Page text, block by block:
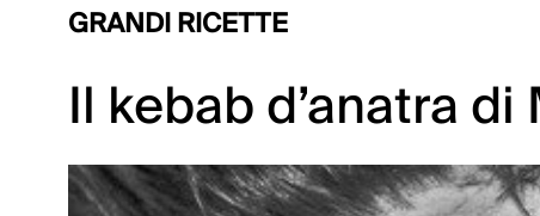
GRANDI RICETTE
Il kebab d’anatra